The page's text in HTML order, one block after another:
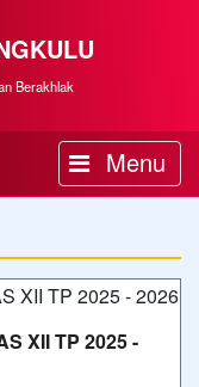
Berakhlak
Menu
XII TP 2025 -